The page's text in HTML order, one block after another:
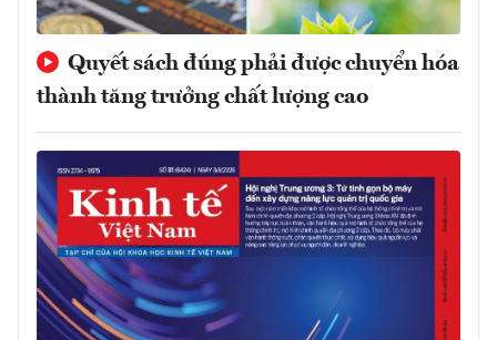
Quyết sách đúng phải được chuyển hóa
thành tăng trưởng chất lượng cao